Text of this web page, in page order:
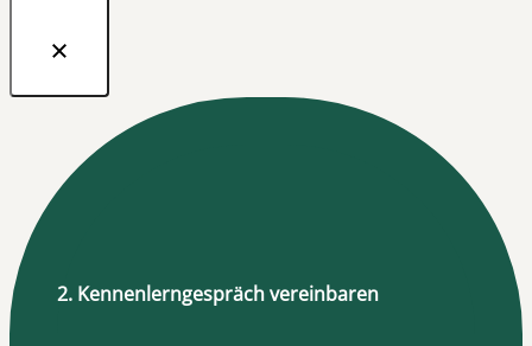
2. Kennenlerngespräch vereinbaren